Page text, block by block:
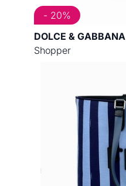
DOLCE & GABBANA
Shopper
- 20%